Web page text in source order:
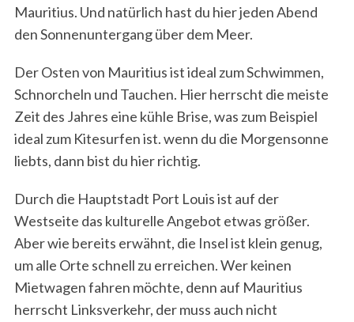
Mauritius. Und natürlich hast du hier jeden Abend
den Sonnenuntergang über dem Meer.
Der Osten von Mauritius ist ideal zum Schwimmen,
Schnorcheln und Tauchen. Hier herrscht die meiste
Zeit des Jahres eine kühle Brise, was zum Beispiel
ideal zum Kitesurfen ist. wenn du die Morgensonne
liebts, dann bist du hier richtig.
Durch die Hauptstadt Port Louis ist auf der
Westseite das kulturelle Angebot etwas größer.
Aber wie bereits erwähnt, die Insel ist klein genug,
um alle Orte schnell zu erreichen. Wer keinen
Mietwagen fahren möchte, denn auf Mauritius
herrscht Linksverkehr, der muss auch nicht